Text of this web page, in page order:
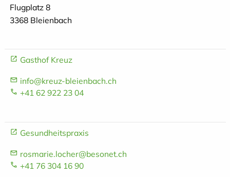
Flugplatz 8
3368 Bleienbach
Gasthof Kreuz
info@kreuz-bleienbach.ch
+41 62 922 23 04
Gesundheitspraxis
rosmarie.locher@besonet.ch
+41 76 304 16 90